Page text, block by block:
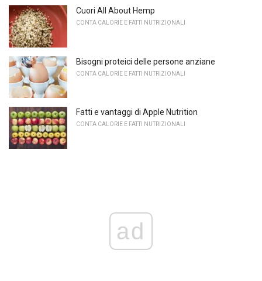
Cuori All About Hemp
CONTA CALORIE E FATTI NUTRIZIONALI
Bisogni proteici delle persone anziane
CONTA CALORIE E FATTI NUTRIZIONALI
Fatti e vantaggi di Apple Nutrition
CONTA CALORIE E FATTI NUTRIZIONALI
ad